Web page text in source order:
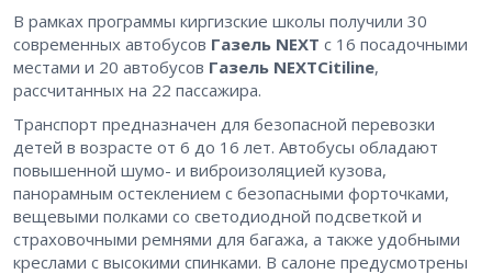
В рамках программы киргизские школы получили 30
современных автобусов Газель NEXT с 16 посадочными
местами и 20 автобусов Газель NEXTCitiline,
рассчитанных на 22 пассажира.
Транспорт предназначен для безопасной перевозки
детей в возрасте от 6 до 16 лет. Автобусы обладают
повышенной шумо- и виброизоляцией кузова,
панорамным остеклением с безопасными форточками,
вещевыми полками со светодиодной подсветкой и
страховочными ремнями для багажа, а также удобными
креслами с высокими спинками. В салоне предусмотрены